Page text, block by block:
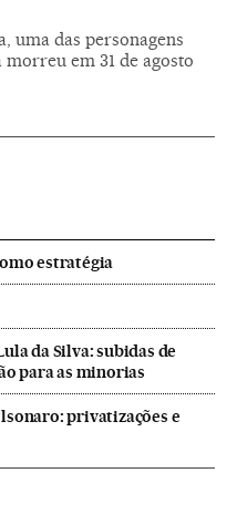
uma das personagens
morreu em 31 de agosto
estratégia
da Silva: subidas de
para as minorias
privatizações e